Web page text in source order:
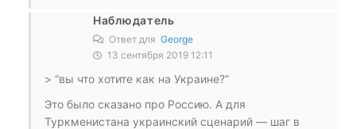
Наблюдатель
Ответ для George
13 сентября 2019 12:11
> “вы что хотите как на Украине?”
Это было сказано про Россию. А для
Туркменистана украинский сценарий — шаг в